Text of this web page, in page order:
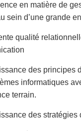
en matière de
sein d’une grande
qualité
des principes
informatiques
terrain.
des stratégies